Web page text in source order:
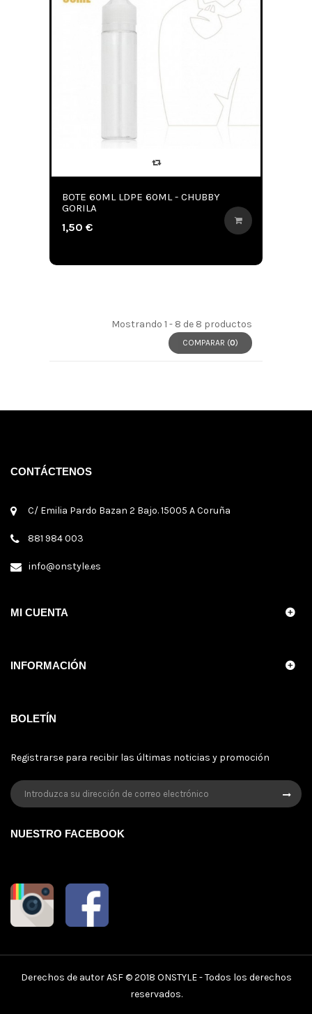
BOTE 60ML LDPE 60ML - CHUBBY
GORILA
1,50 €
Mostrando 1 - 8 de 8 productos
COMPARAR (0)
CONTÁCTENOS
C/ Emilia Pardo Bazan 2 Bajo. 15005 A Coruña
881 984 003
info@onstyle.es
MI CUENTA
INFORMACIÓN
BOLETÍN
Registrarse para recibir las últimas noticias y promoción
NUESTRO FACEBOOK
Derechos de autor ASF © 2018 ONSTYLE- Todos los derechos
reservados.